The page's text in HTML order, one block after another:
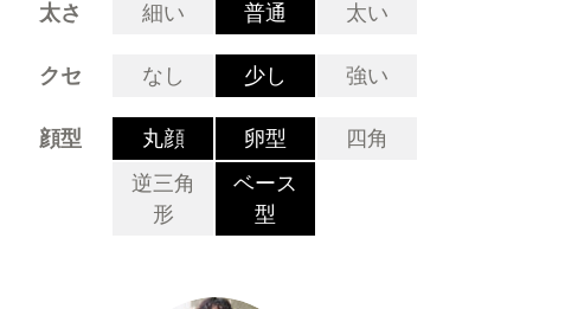
太さ 細い 普通 太い
クセ なし 少し 強い
顔型 丸顔 卵型
四角
逆三角
形
ベース
型